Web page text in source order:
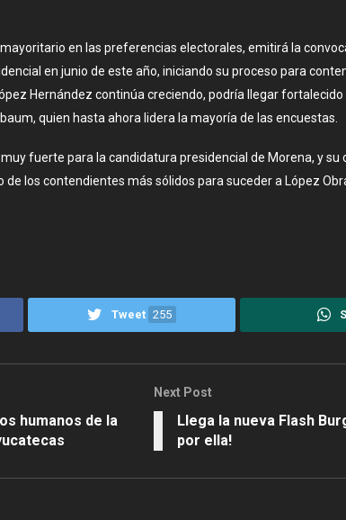
en las preferencias electorales, emitirá la
en junio de este año, iniciando su proceso para
Hernández continúa creciendo, podría llegar
quien hasta ahora lidera la mayoría de las encuestas.
fuerte para la candidatura presidencial de Morena, y su
de los contendientes más sólidos para suceder a López
Tweet 255
humanos de la
Next Post
Llega la nueva Flash
por ella!